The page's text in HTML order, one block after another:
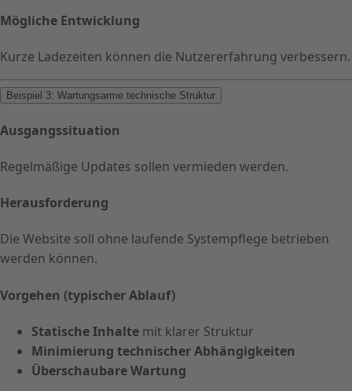
Mögliche Entwicklung
Kurze Ladezeiten können die Nutzererfahrung verbessern.
Beispiel 3: Wartungsarme technische Struktur
Ausgangssituation
Regelmäßige Updates sollen vermieden werden.
Herausforderung
Die Website soll ohne laufende Systempflege betrieben
werden können.
Vorgehen (typischer Ablauf)
Statische Inhalte mit klarer Struktur
Minimierung technischer Abhängigkeiten
Überschaubare Wartung